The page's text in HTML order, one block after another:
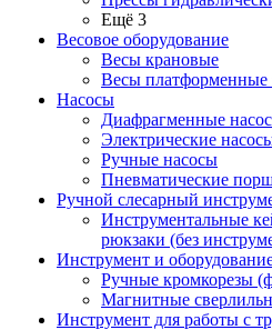
Ещё 3
Весовое оборудование
Весы крановые
Весы платформенные
Насосы
Диафрагменные
Электрические
Ручные насосы
Пневматические
Ручной слесарный
Инструментальные
рюкзаки (без
Инструмент и
Ручные кромкорезы
Магнитные
Инструмент для работы с